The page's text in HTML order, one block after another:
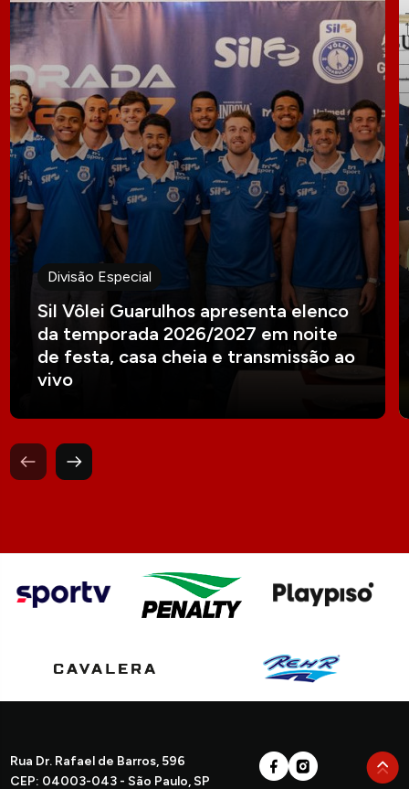
Divisão Especial
Sil Vôlei Guarulhos apresenta elenco
da temporada 2026/2027 em noite
de festa, casa cheia e transmissão ao
vivo
Rua Dr. Rafael de Barros, 596
CEP: 04003-043 - São Paulo, SP